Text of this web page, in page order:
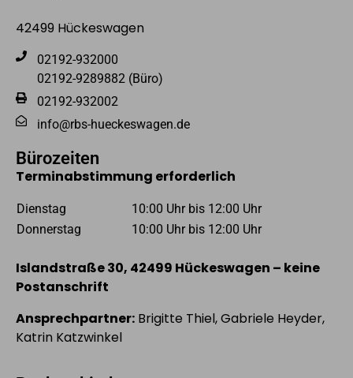
42499 Hückeswagen
02192-932000
02192-9289882 (Büro)
02192-932002
info@rbs-hueckeswagen.de
Bürozeiten
Terminabstimmung erforderlich
Dienstag
10:00 Uhr bis 12:00 Uhr
Donnerstag
10:00 Uhr bis 12:00 Uhr
Islandstraße 30, 42499 Hückeswagen – keine
Postanschrift
Ansprechpartner: Brigitte Thiel, Gabriele Heyder,
Katrin Katzwinkel